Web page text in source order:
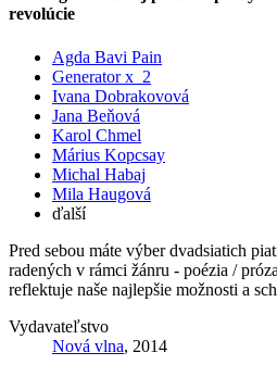
revolúcie
Agda Bavi Pain
Generator x_2
Ivana Dobrakovová
Jana Beňová
Karol Chmel
Márius Kopcsay
Michal Habaj
Mila Haugová
ďalší
Pred sebou máte výber dvadsiatich
radených v rámci žánru - poézia /
reflektuje naše najlepšie možnosti a
Vydavateľstvo
Nová vlna, 2014